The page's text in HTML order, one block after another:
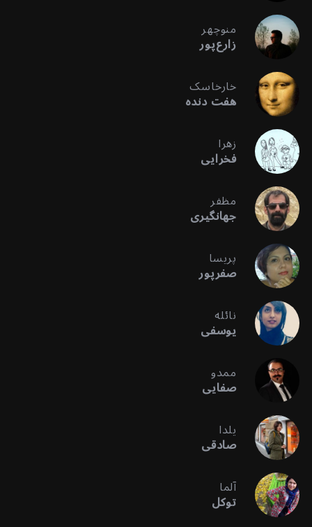
منوچهر
زارع‌پور
خارخاسک
هفت دنده
زهرا
فخرایی
مظفر
جهانگیری
پریسا
صفرپور
نائله
یوسفی
ممدو
صفایی
یلدا
صادقی
آلما
توکل